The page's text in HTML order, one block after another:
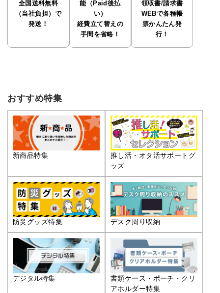
全国送料無料
（当社負担）で
発送！
能（Paid後払
い）
経費立て替えの
手間を省略！
領収書/請求書
WEBで各種帳
票かんたん発
行！
おすすめ特集
新商品特集
推し活・オタ活サポートグ
ッズ
防災グッズ特集 デスク周り収納
デジタル特集
書類ケース・ポーチ・クリ
アホルダー特集